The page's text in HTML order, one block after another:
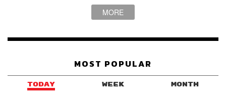
MORE
MOST POPULAR
TODAY WEEK MONTH